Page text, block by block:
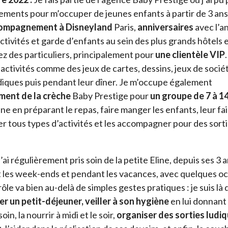
pour m’occuper de jeunes enfants à partir de 3
à Disneyland Paris, anniversaires avec
et garde d’enfants au sein des plus grands hôtels
des particuliers, principalement pourune clientèle VIP
activités comme des jeux de cartes, dessins, jeux de
puis pendant leur dîner. Je m’occupe également
de la crèche Baby Prestige pourun groupe de 7 à
en préparant le repas, faire manger les enfants, leur
tous types d’activités et les accompagner pour des
régulièrement pris soin de la petite Eline, depuis ses 3
week-ends et pendant les vacances, avec quelques
va bien au-delà de simples gestes pratiques : je suis là
un petit-déjeuner,veiller à son hygièneen lui donnant
la nourrir à midi et le soir, organiser des sorties